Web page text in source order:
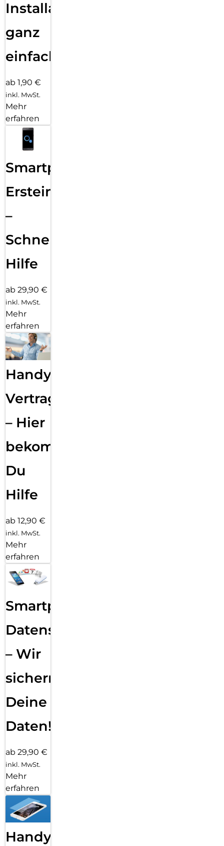
Installation
ganz
einfach
ab 1,90 €
inkl. MwSt.
Mehr
erfahren
Smartphone
Ersteinrichtung
–
Schnelle
Hilfe
ab 29,90 €
inkl. MwSt.
Mehr
erfahren
Handy
Vertragsabwicklung
– Hier
bekommst
Du
Hilfe
ab 12,90 €
inkl. MwSt.
Mehr
erfahren
Smartphone
Datensicherung
– Wir
sichern
Deine
Daten!
ab 29,90 €
inkl. MwSt.
Mehr
erfahren
Handy